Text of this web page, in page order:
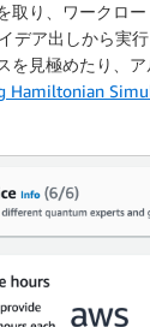
取り、ワークロ
デア出しから実
を見極めたり、
Hamiltonian